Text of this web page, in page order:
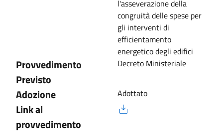
l'asseverazione della
congruità delle spese per
gli interventi di
efficientamento
energetico degli edifici
Provvedimento
Previsto
Decreto Ministeriale
Adozione Adottato
Link al
provvedimento